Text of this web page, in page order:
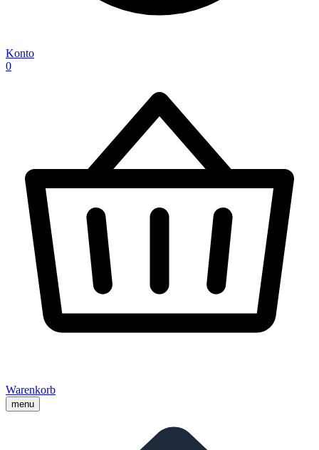
Konto
0
Warenkorb
menu